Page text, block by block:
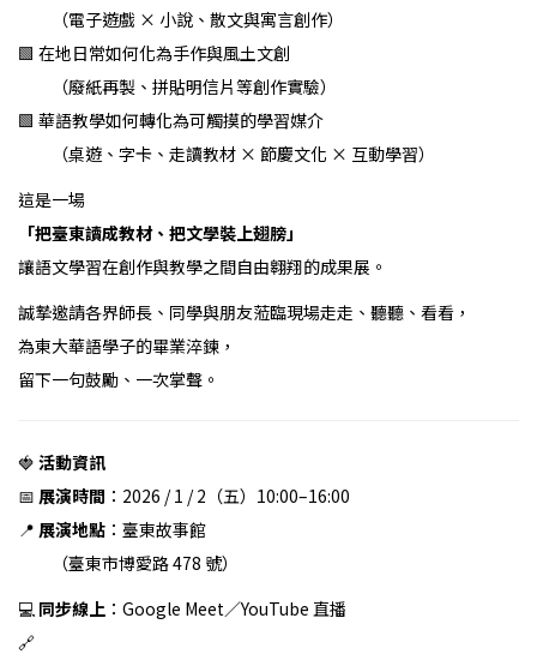
（電子遊戲 × 小說、散文與寓言創作）
🟩 在地日常如何化為手作與風土文創
（廢紙再製、拼貼明信片等創作實驗）
🟩 華語教學如何轉化為可觸摸的學習媒介
（桌遊、字卡、走讀教材 × 節慶文化 × 互動學習）
這是一場
「把臺東讀成教材、把文學裝上翅膀」
讓語文學習在創作與教學之間自由翱翔的成果展。
誠摯邀請各界師長、同學與朋友蒞臨現場走走、聽聽、看看，
為東大華語學子的畢業淬鍊，
留下一句鼓勵、一次掌聲。
🍓 活動資訊
📅 展演時間 ：2026 / 1 / 2（五）10:00–16:00
📍 展演地點 ：臺東故事館
（臺東市博愛路 478 號）
💻 同步線上 ：Google Meet／YouTube 直播
🔗